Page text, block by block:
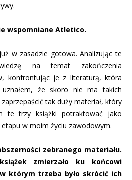
wspomniane Atletico.
w zasadzie gotowa. Analizując te
na temat zakończenia
konfrontując je z literaturą, która
uznałem, że skoro nie ma takich
tak duży materiał, który
te trzy książki potraktować jako
w moim życiu zawodowym.
zebranego materiału.
zmierzało ku końcowi
którym trzeba było skrócić ich